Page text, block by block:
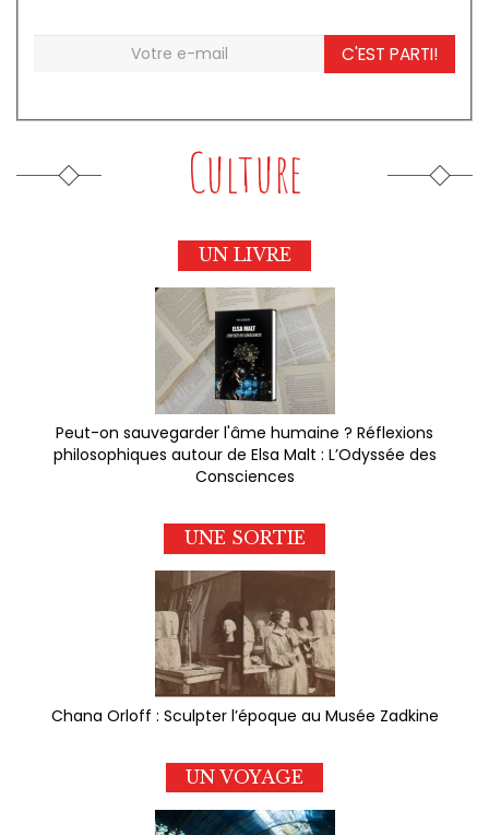
C'EST PARTI!
Culture
UN LIVRE
Peut-on sauvegarder l'âme humaine ? Réflexions
philosophiques autour de Elsa Malt : L’Odyssée des
Consciences
UNE SORTIE
Chana Orloff : Sculpter l’époque au Musée Zadkine
UN VOYAGE